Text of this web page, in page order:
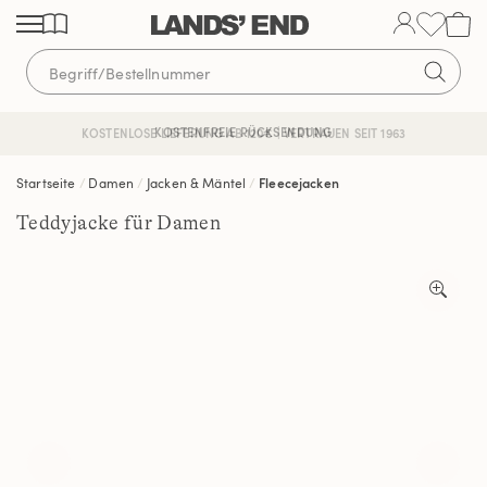
Direkt
zum
Inhalt
Direkt
zur
Navigation
Direkt
zur
Suche
KOSTENLOSE LIEFERUNG AB 120€ | VERTRAUEN SEIT 1963
KOSTENFREIE RÜCKSENDUNG
Startseite Damen Jacken & Mäntel Fleecejacken
Teddyjacke für Damen